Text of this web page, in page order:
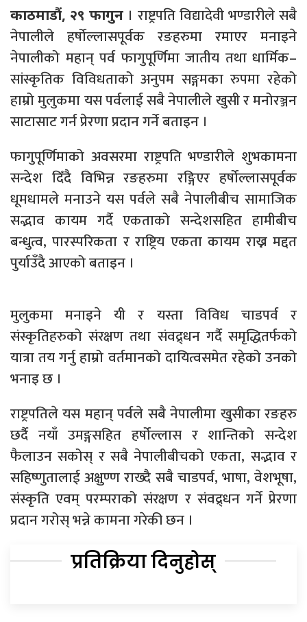
काठमाडौं, २९ फागुन । राष्ट्रपति विद्यादेवी भण्डारीले सबै
नेपालीले हर्षोल्लासपूर्वक रङहरुमा रमाएर मनाइने
नेपालीको महान् पर्व फागुपूर्णिमा जातीय तथा धार्मिक–
सांस्कृतिक विविधताको अनुपम सङ्गमका रुपमा रहेको
हाम्रो मुलुकमा यस पर्वलाई सबै नेपालीले खुसी र मनोरञ्जन
साटासाट गर्न प्रेरणा प्रदान गर्ने बताइन ।
फागुपूर्णिमाको अवसरमा राष्ट्रपति भण्डारीले शुभकामना
सन्देश दिँदै विभिन्न रङहरुमा रङ्गिएर हर्षोल्लासपूर्वक
धूमधामले मनाउने यस पर्वले सबै नेपालीबीच सामाजिक
सद्भाव कायम गर्दै एकताको सन्देशसहित हामीबीच
बन्धुत्व, पारस्परिकता र राष्ट्रिय एकता कायम राख्न मद्दत
पुर्याउँदै आएको बताइन ।
मुलुकमा मनाइने यी र यस्ता विविध चाडपर्व र
संस्कृतिहरुको संरक्षण तथा संवद्र्धन गर्दै समृद्धितर्फको
यात्रा तय गर्नु हाम्रो वर्तमानको दायित्वसमेत रहेको उनको
भनाइ छ ।
राष्ट्रपतिले यस महान् पर्वले सबै नेपालीमा खुसीका रङहरु
छर्दै नयाँ उमङ्गसहित हर्षोल्लास र शान्तिको सन्देश
फैलाउन सकोस् र सबै नेपालीबीचको एकता, सद्भाव र
सहिष्णुतालाई अक्षुण्ण राख्दै सबै चाडपर्व, भाषा, वेशभूषा,
संस्कृति एवम् परम्पराको संरक्षण र संवद्र्धन गर्ने प्रेरणा
प्रदान गरोस् भन्ने कामना गरेकी छन ।
प्रतिक्रिया दिनुहोस्